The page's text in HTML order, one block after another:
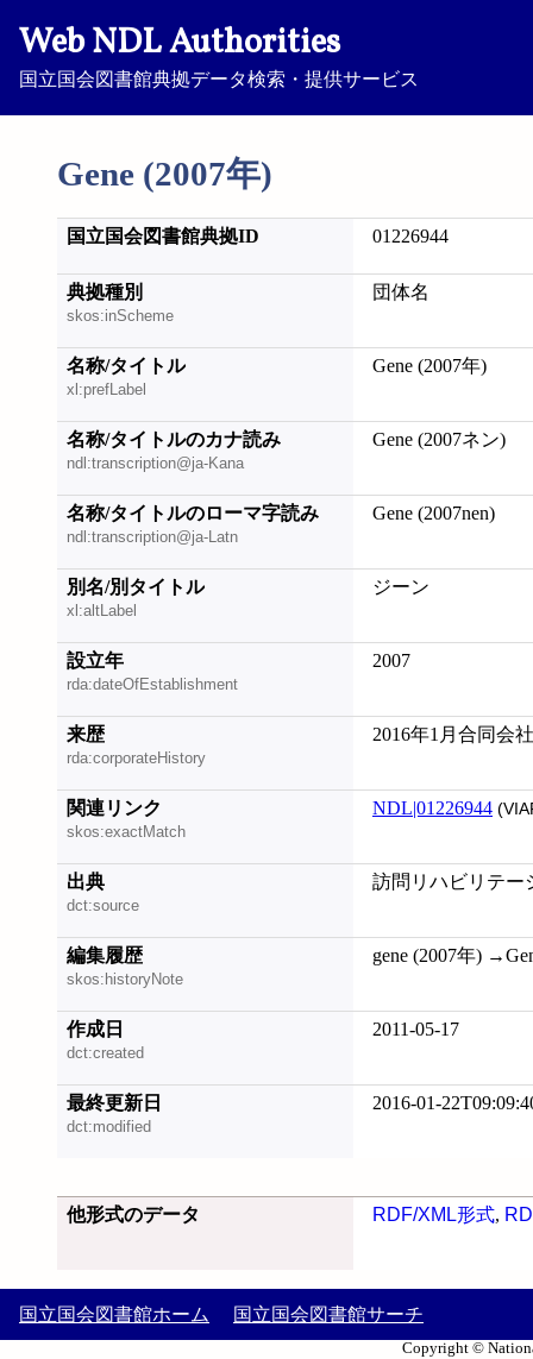
Web NDL Authorities
国立国会図書館典拠データ検索・提供サービス
Gene (2007年)
国立国会図書館典拠ID 01226944
典拠種別
skos:inScheme
団体名
名称/タイトル
xl:prefLabel
Gene (2007年)
名称/タイトルのカナ読み
ndl:transcription@ja-Kana
Gene (2007ネン)
名称/タイトルのローマ字読み
ndl:transcription@ja-Latn
Gene (2007nen)
別名/別タイトル
xl:altLabel
ジーン
設立年
rda:dateOfEstablishment
2007
来歴
rda:corporateHistory
2016年1月合同会
関連リンク
skos:exactMatch
NDL|01226944
出典
dct:source
訪問リハビリテー
編集履歴
skos:historyNote
gene (2007年)
作成日
dct:created
2011-05-17
最終更新日
dct:modified
2016-01-
他形式のデータ RDF/XML形式,
国立国会図書館ホーム 国立国会図書館サーチ
Copyright ©